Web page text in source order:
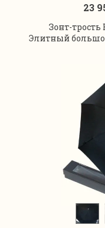
23
Зонт-трость
Элитный